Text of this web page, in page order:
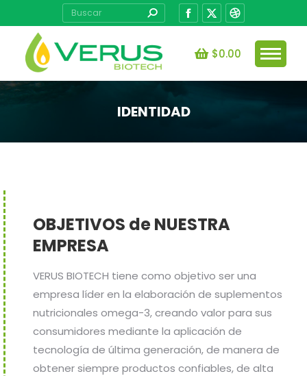
Buscar:
Facebook
opensopens opens
$0.00
IDENTIDAD
OBJETIVOS de NUESTRA
EMPRESA
VERUS BIOTECH tiene como objetivo ser una
empresa líder en la elaboración de suplementos
nutricionales omega-3, creando valor para sus
consumidores mediante la aplicación de
tecnología de última generación, de manera de
obtener siempre productos confiables, de alta